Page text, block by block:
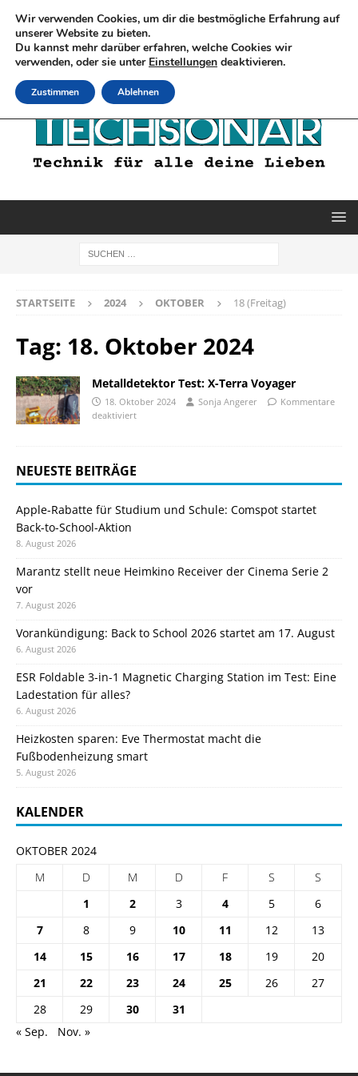
STARTSEITE 2024 OKTOBER 18 (Freitag)
Tag: 18. Oktober 2024
Metalldetektor Test: X-Terra Voyager
18. Oktober 2024 Sonja Angerer
Kommentare
deaktiviert
NEUESTE BEITRÄGE
Apple-Rabatte für Studium und Schule: Comspot startet
Back-to-School-Aktion
8. August 2026
Marantz stellt neue Heimkino Receiver der Cinema Serie 2
vor
7. August 2026
Vorankündigung: Back to School 2026 startet am 17. August
6. August 2026
ESR Foldable 3-in-1 Magnetic Charging Station im Test: Eine
Ladestation für alles?
6. August 2026
Heizkosten sparen: Eve Thermostat macht die
Fußbodenheizung smart
5. August 2026
KALENDER
OKTOBER 2024
M
D M D F S
S
1
2 3 4 5
6
7
8 9 10 11 12
13
14
15 16 17 18 19
20
21
22 23 24 25 26
27
28
29 30
31
« Sep.
Nov. »
Wir verwenden Cookies, um dir die bestmögliche Erfahrung auf
unserer Website zu bieten.
Du kannst mehr darüber erfahren, welche Cookies wir
verwenden, oder sie unter Einstellungen deaktivieren.
Zustimmen Ablehnen